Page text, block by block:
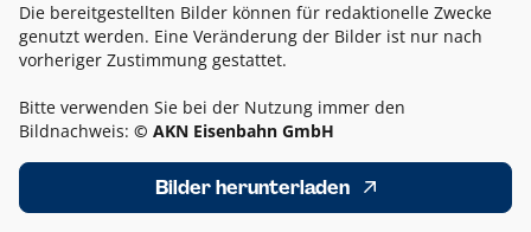
Die bereitgestellten Bilder können für redaktionelle Zwecke
genutzt werden. Eine Veränderung der Bilder ist nur nach
vorheriger Zustimmung gestattet.
Bitte verwenden Sie bei der Nutzung immer den
Bildnachweis: © AKN Eisenbahn GmbH
Bilder herunterladen